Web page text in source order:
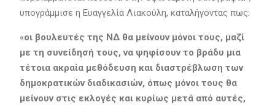
υπογράμμισε η Ευαγγελία Λιακούλη, καταλήγοντας πως:
«οι βουλευτές της ΝΔ θα μείνουν μόνοι τους, μαζί
με τη συνείδησή τους, να ψηφίσουν το βράδυ μια
τέτοια ακραία μεθόδευση και διαστρέβλωση των
δημοκρατικών διαδικασιών, όπως μόνοι τους θα
μείνουν στις εκλογές και κυρίως μετά από αυτές,